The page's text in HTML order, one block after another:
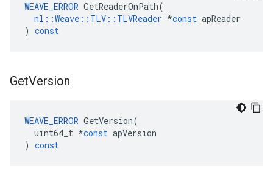
WEAVE_ERROR GetReaderOnPath(
nl ::Weave :: TLV :: TLVReader *const apReader
) const
GetVersion
WEAVE_ERROR GetVersion(
uint64_t *const apVersion
) const